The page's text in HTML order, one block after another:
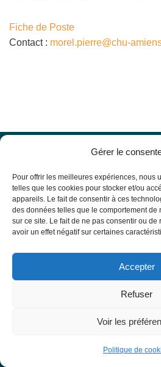
Gérer le
Pour offrir les meilleures expériences, nous
telles que les cookies pour stocker et/ou
appareils. Le fait de consentir à ces
des données telles que le comportement
sur ce site. Le fait de ne pas consentir ou
avoir un effet négatif sur certaines
Accepter
Refuser
Voir les
Politique de
Fiche de Poste
Contact : morel.pierre@chu-
Actualités
Agenda
Missions du site
Mentions légales
Conditions générales d’utilisation
Base de données EBMT Registry